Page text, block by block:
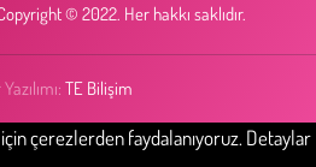
© 2022. Her hakkı saklıdır.
TE Bilişim
çerezlerden faydalanıyoruz. Detaylar